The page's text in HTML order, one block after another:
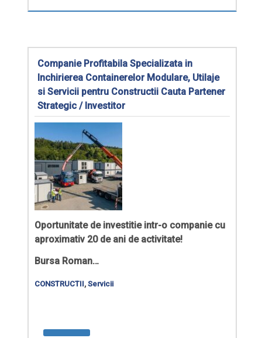
Companie Profitabila Specializata in
Inchirierea Containerelor Modulare, Utilaje
si Servicii pentru Constructii Cauta Partener
Strategic / Investitor
Oportunitate de investitie intr-o companie cu
aproximativ 20 de ani de activitate!
Bursa Roman…
CONSTRUCTII, Servicii